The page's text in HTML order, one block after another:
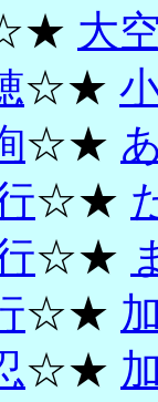
大
☆★
☆★
☆★
☆★
☆★
☆★